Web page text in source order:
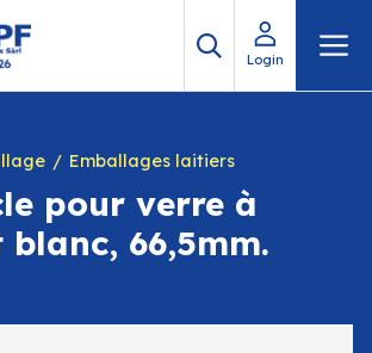
Login
Emballages laitiers
pour verre à
66,5mm.